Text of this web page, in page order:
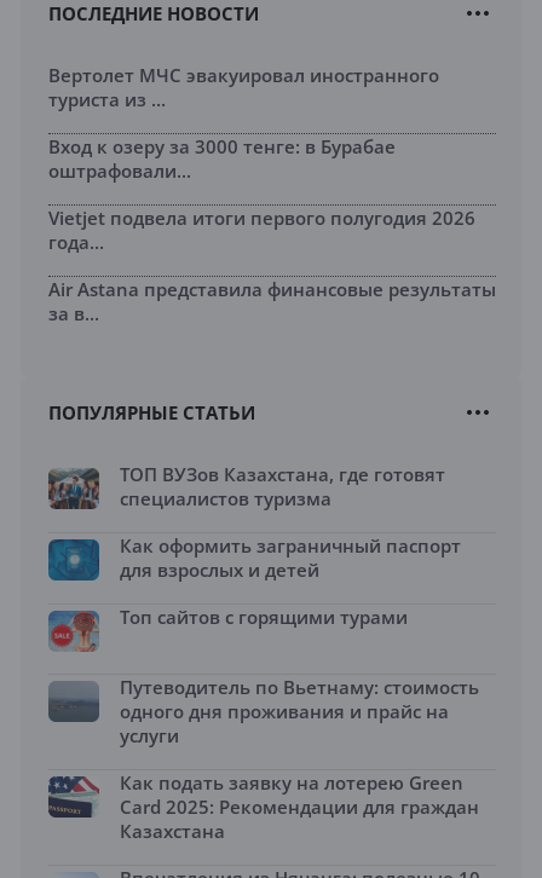
ПОСЛЕДНИЕ НОВОСТИ
Вертолет МЧС эвакуировал иностранного
туриста из ...
Вход к озеру за 3000 тенге: в Бурабае
оштрафовали...
Vietjet подвела итоги первого полугодия 2026
года...
Air Astana представила финансовые результаты
за в...
ПОПУЛЯРНЫЕ СТАТЬИ
ТОП ВУЗов Казахстана, где готовят
специалистов туризма
Как оформить заграничный паспорт
для взрослых и детей
Топ сайтов с горящими турами
Путеводитель по Вьетнаму: стоимость
одного дня проживания и прайс на
услуги
Как подать заявку на лотерею Green
Card 2025: Рекомендации для граждан
Казахстана